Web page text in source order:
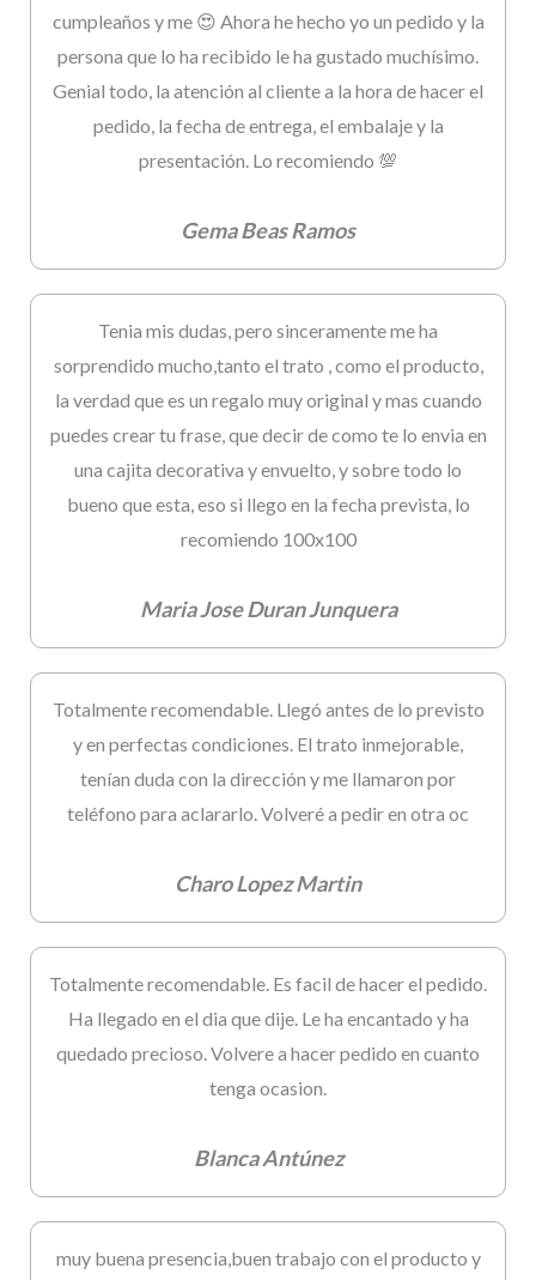
cumpleaños y me 😍 Ahora he hecho yo un pedido y la
persona que lo ha recibido le ha gustado muchísimo.
Genial todo, la atención al cliente a la hora de hacer el
pedido, la fecha de entrega, el embalaje y la
presentación. Lo recomiendo 💯
Gema Beas Ramos
Tenia mis dudas, pero sinceramente me ha
sorprendido mucho,tanto el trato , como el producto,
la verdad que es un regalo muy original y mas cuando
puedes crear tu frase, que decir de como te lo envia en
una cajita decorativa y envuelto, y sobre todo lo
bueno que esta, eso si llego en la fecha prevista, lo
recomiendo 100x100
Maria Jose Duran Junquera
Totalmente recomendable. Llegó antes de lo previsto
y en perfectas condiciones. El trato inmejorable,
tenían duda con la dirección y me llamaron por
teléfono para aclararlo. Volveré a pedir en otra oc
Charo Lopez Martin
Totalmente recomendable. Es facil de hacer el pedido.
Ha llegado en el dia que dije. Le ha encantado y ha
quedado precioso. Volvere a hacer pedido en cuanto
tenga ocasion.
Blanca Antúnez
muy buena presencia,buen trabajo con el producto y